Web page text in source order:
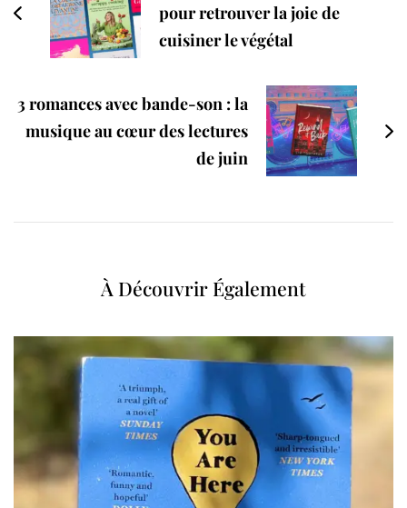
pour retrouver la joie de
cuisiner le végétal
3 romances avec bande-son : la
musique au cœur des lectures
de juin
À Découvrir Également